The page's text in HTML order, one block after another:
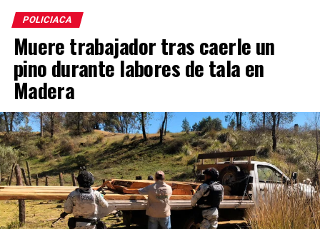
POLICIACA
Muere trabajador tras caerle un
pino durante labores de tala en
Madera